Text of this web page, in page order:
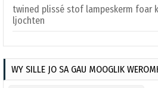
twined plissé stof lampeskerm foar
ljochten
WY SILLE JO SA GAU MOOGLIK